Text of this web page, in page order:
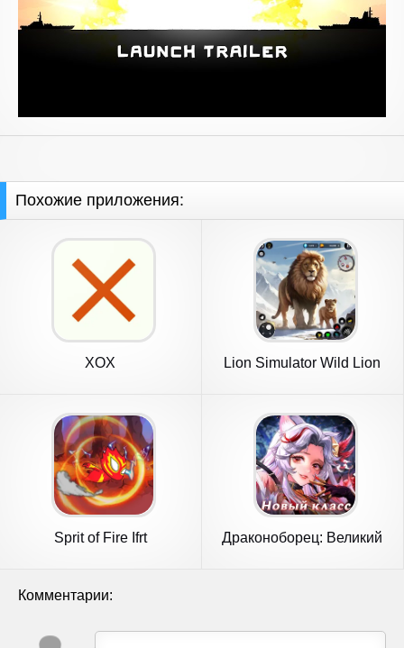
Похожие приложения:
XOX
Lion Simulator Wild Lion
Sprit of Fire Ifrt
Драконоборец: Великий
Комментарии: